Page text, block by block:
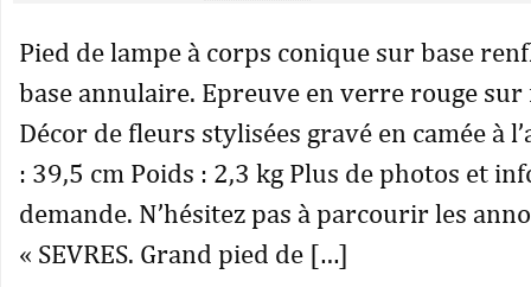
Pied de lampe à corps conique sur base
base annulaire. Epreuve en verre rouge
Décor de fleurs stylisées gravé en camée à
: 39,5 cm Poids : 2,3 kg Plus de photos et
demande. N’hésitez pas à parcourir les
« SEVRES. Grand pied de […]